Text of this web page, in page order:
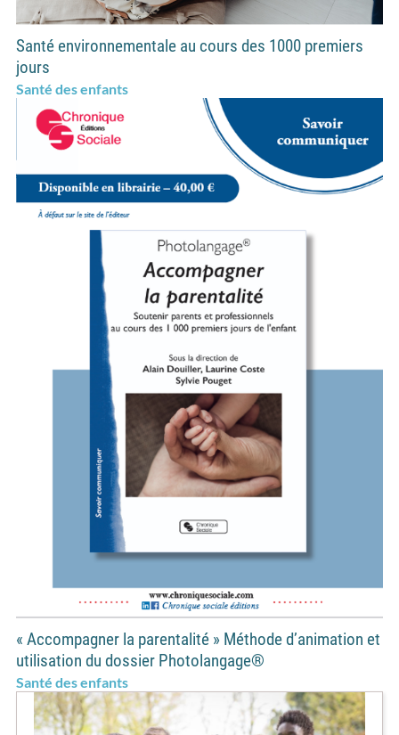
Santé environnementale au cours des 1000 premiers
jours
Santé des enfants
« Accompagner la parentalité » Méthode d’animation et
utilisation du dossier Photolangage®
Santé des enfants